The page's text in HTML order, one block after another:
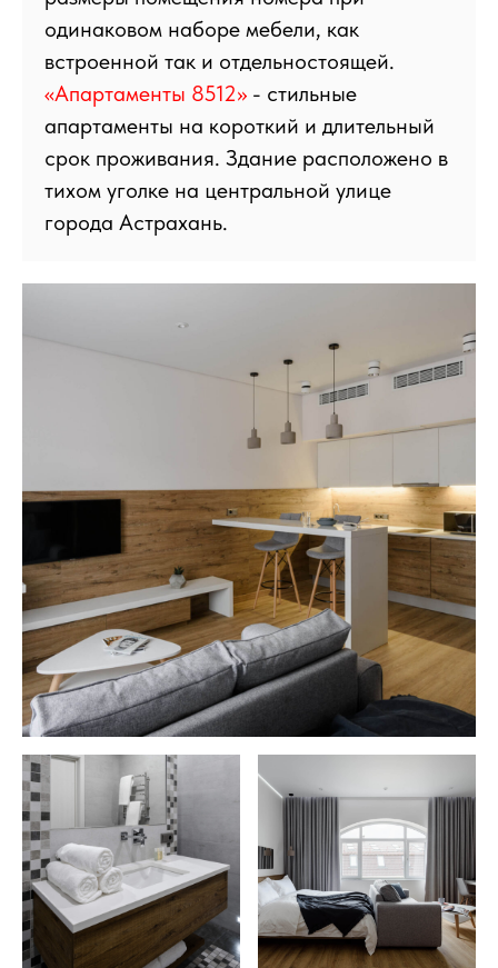
одинаковом наборе мебели, как
встроенной так и отдельностоящей.
«Апартаменты 8512» - стильные
апартаменты на короткий и длительный
срок проживания. Здание расположено в
тихом уголке на центральной улице
города Астрахань.